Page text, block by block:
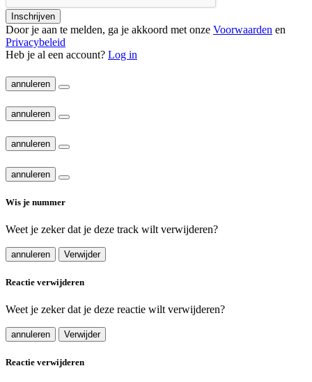
Inschrijven
Door je aan te melden, ga je akkoord met onze Voorwaarden en
Privacybeleid
Heb je al een account? Log in
annuleren
annuleren
annuleren
annuleren
Wis je nummer
Weet je zeker dat je deze track wilt verwijderen?
annuleren Verwijder
Reactie verwijderen
Weet je zeker dat je deze reactie wilt verwijderen?
annuleren Verwijder
Reactie verwijderen